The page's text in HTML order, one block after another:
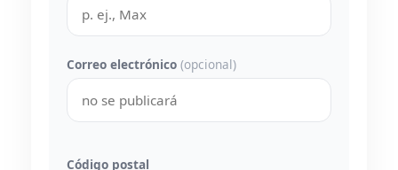
Correo electrónico (opcional)
Código postal